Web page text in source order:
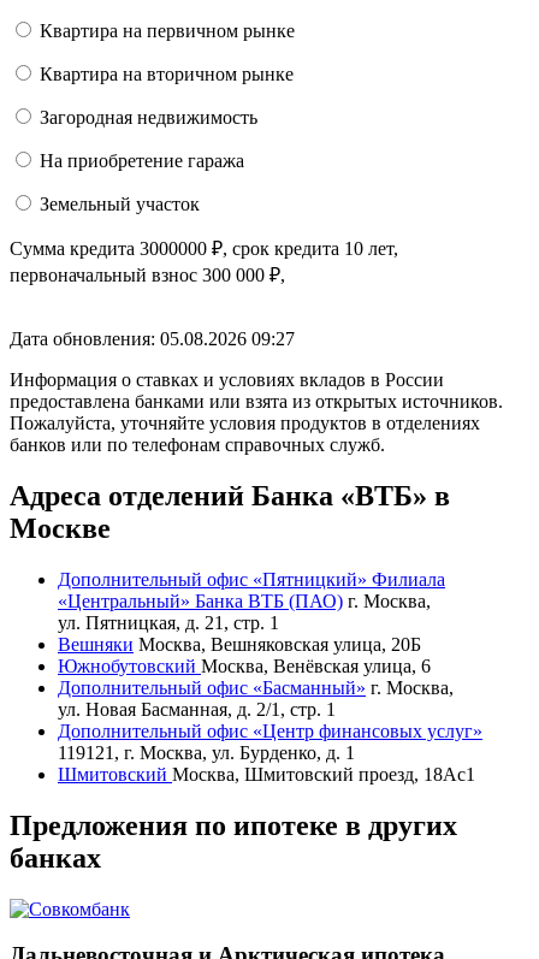
Квартира на первичном рынке
Квартира на вторичном рынке
Загородная недвижимость
На приобретение гаража
Земельный участок
Сумма кредита 3000000 ₽, срок кредита 10 лет,
первоначальный взнос 300 000 ₽,
Дата обновления: 05.08.2026 09:27
Информация о ставках и условиях вкладов в России
предоставлена банками или взята из открытых источников.
Пожалуйста, уточняйте условия продуктов в отделениях
банков или по телефонам справочных служб.
Адреса отделений Банка «ВТБ» в
Москве
Дополнительный офис «Пятницкий» Филиала
«Центральный» Банка ВТБ (ПАО) г. Москва,
ул. Пятницкая, д. 21, стр. 1
Вешняки Москва, Вешняковская улица, 20Б
Южнобутовский Москва, Венёвская улица, 6
Дополнительный офис «Басманный» г. Москва,
ул. Новая Басманная, д. 2/1, стр. 1
Дополнительный офис «Центр финансовых услуг»
119121, г. Москва, ул. Бурденко, д. 1
Шмитовский Москва, Шмитовский проезд, 18Ас1
Предложения по ипотеке в других
банках